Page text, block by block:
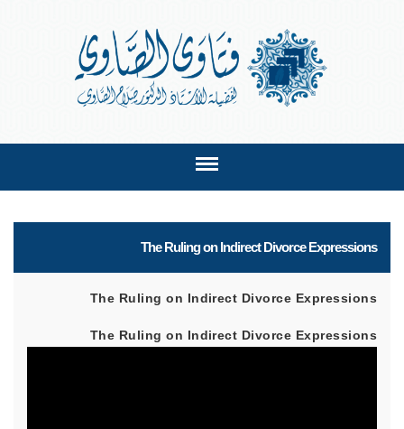
The Ruling on Indirect Divorce Expressions
The Ruling on Indirect Divorce Expressions
The Ruling on Indirect Divorce Expressions